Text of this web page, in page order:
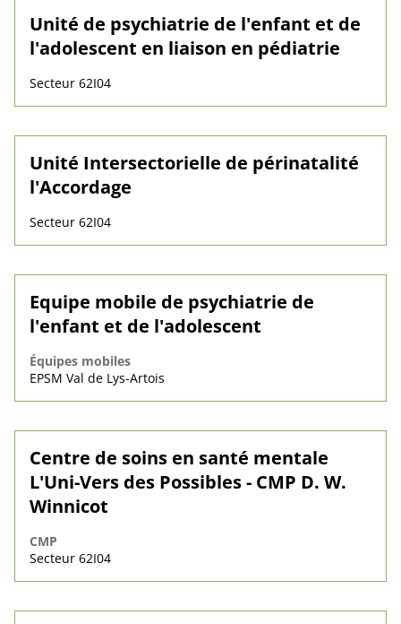
Unité de psychiatrie de l'enfant et de
l'adolescent en liaison en pédiatrie
Secteur 62I04
Unité Intersectorielle de périnatalité
l'Accordage
Secteur 62I04
Equipe mobile de psychiatrie de
l'enfant et de l'adolescent
Équipes mobiles
EPSM Val de Lys-Artois
Centre de soins en santé mentale
L'Uni-Vers des Possibles - CMP D. W.
Winnicot
CMP
Secteur 62I04